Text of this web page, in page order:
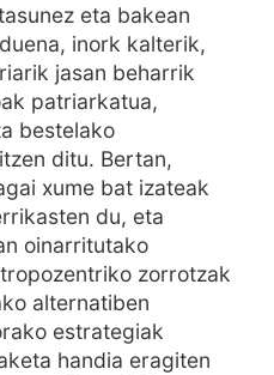
eta bakean
inork kalterik,
jasan beharrik
patriarkatua,
bestelako
ditu. Bertan,
xume bat izateak
du, eta
oinarritutako
zorrotzak
alternatiben
estrategiak
handia eragiten